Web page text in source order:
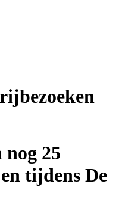
nog 25
tijdens De